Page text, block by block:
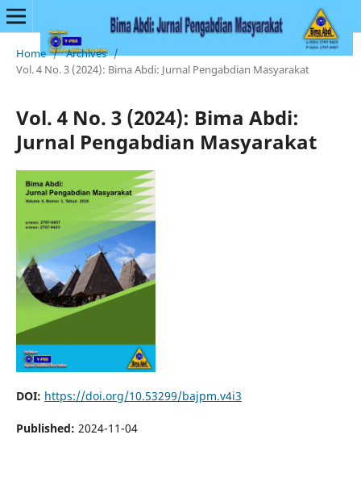
Home / Archives /
Vol. 4 No. 3 (2024): Bima Abdi: Jurnal Pengabdian Masyarakat
Vol. 4 No. 3 (2024): Bima Abdi:
Jurnal Pengabdian Masyarakat
DOI: https://doi.org/10.53299/bajpm.v4i3
Published: 2024-11-04